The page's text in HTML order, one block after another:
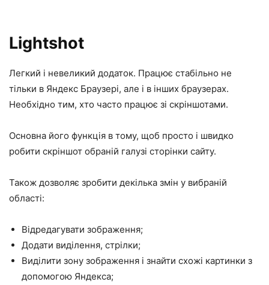
Lightshot
Легкий і невеликий додаток. Працює стабільно не
тільки в Яндекс Браузері, але і в інших браузерах.
Необхідно тим, хто часто працює зі скріншотами.
Основна його функція в тому, щоб просто і швидко
робити скріншот обраній галузі сторінки сайту.
Також дозволяє зробити декілька змін у вибраній
області:
Відредагувати зображення;
Додати виділення, стрілки;
Виділити зону зображення і знайти схожі картинки з
допомогою Яндекса;